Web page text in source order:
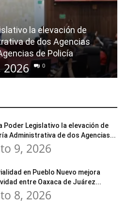
la elevación de
de dos Agencias
de Policía
2026 0
Poder Legislativo la elevación de
Administrativa de dos Agencias...
9, 2026
en Pueblo Nuevo mejora
entre Oaxaca de Juárez...
8, 2026